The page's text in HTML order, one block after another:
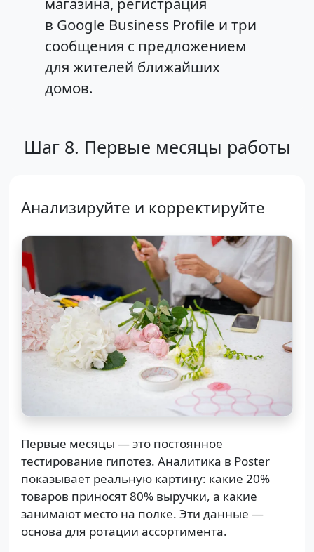
в Google Business Profile и три
сообщения с предложением
для жителей ближайших
домов.
Шаг 8. Первые месяцы работы
Анализируйте и корректируйте
Первые месяцы — это постоянное
тестирование гипотез. Аналитика в Poster
показывает реальную картину: какие 20%
товаров приносят 80% выручки, а какие
занимают место на полке. Эти данные —
основа для ротации ассортимента.